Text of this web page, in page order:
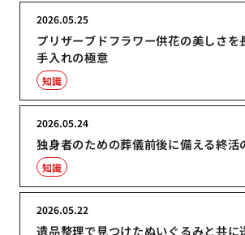
プリザーブドフラワー供花の美しさを
手入れの極意
2026.05.25
知識
独身者のための葬儀前後に備える終活
2026.05.24
知識
遺品整理で見つけたぬいぐるみと共に
2026.05.22